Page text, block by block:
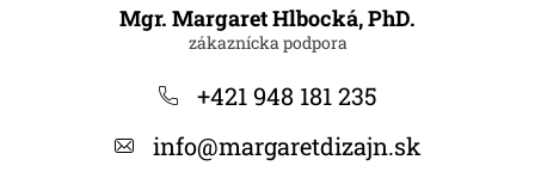
Mgr. Margaret Hlbocká, PhD.
+421 948 181 235
info@margaretdizajn.sk